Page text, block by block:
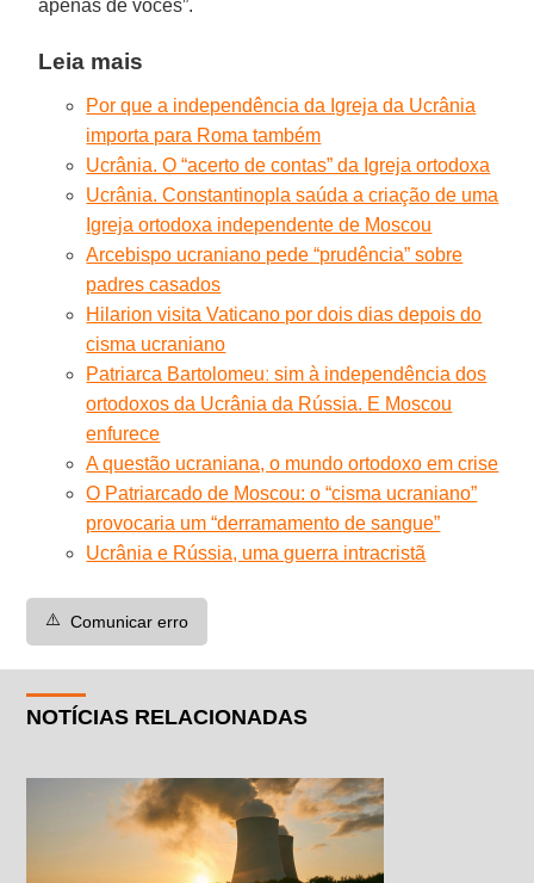
apenas de vocês”.
Leia mais
Por que a independência da Igreja da Ucrânia
importa para Roma também
Ucrânia. O “acerto de contas” da Igreja ortodoxa
Ucrânia. Constantinopla saúda a criação de uma
Igreja ortodoxa independente de Moscou
Arcebispo ucraniano pede “prudência” sobre
padres casados
Hilarion visita Vaticano por dois dias depois do
cisma ucraniano
Patriarca Bartolomeuː sim à independência dos
ortodoxos da Ucrânia da Rússia. E Moscou
enfurece
A questão ucraniana, o mundo ortodoxo em crise
O Patriarcado de Moscou: o “cisma ucraniano”
provocaria um “derramamento de sangue”
Ucrânia e Rússia, uma guerra intracristã
⚠️ Comunicar erro
NOTÍCIAS RELACIONADAS